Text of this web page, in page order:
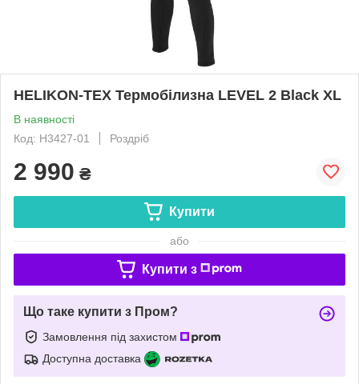
HELIKON-TEX Термобілизна LEVEL 2 Black XL
В наявності
Код: H3427-01
Роздріб
2 990 ₴
Купити
або
Купити з
Що таке купити з Пром?
Замовлення під захистом
Доступна доставка